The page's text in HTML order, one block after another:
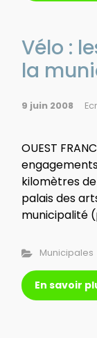
Vélo :
la
9 juin 2008
OUEST
kilomètres
palais des
municipalité
Municipales
En savoir